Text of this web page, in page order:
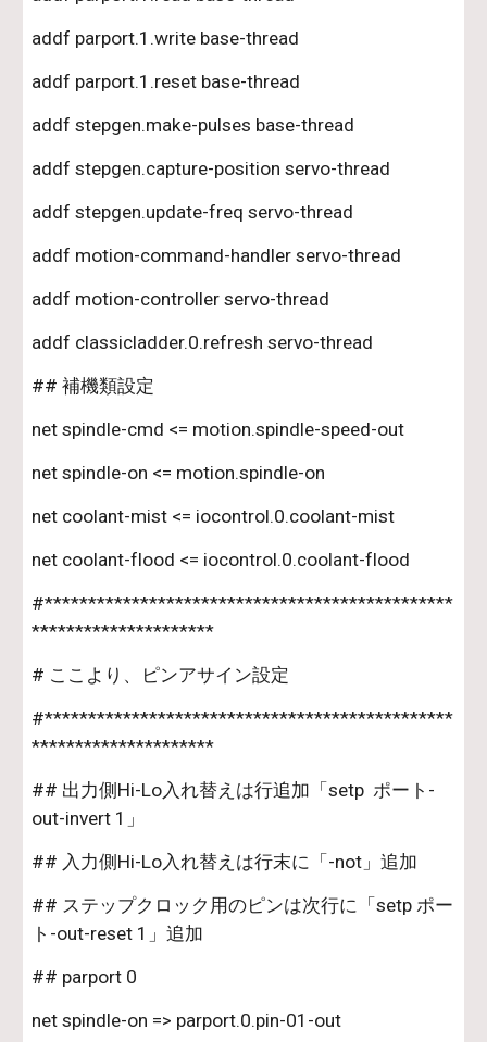
addf parport.1.write base-thread
addf parport.1.reset base-thread
addf stepgen.make-pulses base-thread
addf stepgen.capture-position servo-thread
addf stepgen.update-freq servo-thread
addf motion-command-handler servo-thread
addf motion-controller servo-thread
addf classicladder.0.refresh servo-thread
## 補機類設定
net spindle-cmd <= motion.spindle-speed-out
net spindle-on <= motion.spindle-on
net coolant-mist <= iocontrol.0.coolant-mist
net coolant-flood <= iocontrol.0.coolant-flood
#***********************************************
*********************
# ここより、ピンアサイン設定
#***********************************************
*********************
## 出力側Hi-Lo入れ替えは行追加「setp  ポート-
out-invert 1」
## 入力側Hi-Lo入れ替えは行末に「-not」追加
## ステップクロック用のピンは次行に「setp ポー
ト-out-reset 1」追加
## parport 0
net spindle-on => parport.0.pin-01-out